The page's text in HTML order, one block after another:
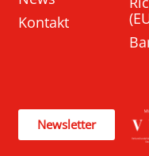
Kontakt
Newsletter